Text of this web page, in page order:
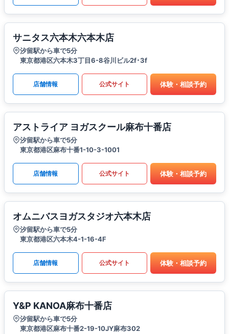
サニタス六本木六本木店
汐留駅から車で5分
東京都港区六本木3丁目6-8谷川ビル2f･3f
店舗情報 公式サイト 体験・相談予約
アストライア ヨガスクール麻布十番店
汐留駅から車で5分
東京都港区麻布十番1-10-3-1001
店舗情報 公式サイト 体験・相談予約
オムニバスヨガスタジオ六本木店
汐留駅から車で5分
東京都港区六本木4-1-16-4F
店舗情報 公式サイト 体験・相談予約
Y&P KANOA麻布十番店
汐留駅から車で5分
東京都港区麻布十番2-19-10JY麻布302